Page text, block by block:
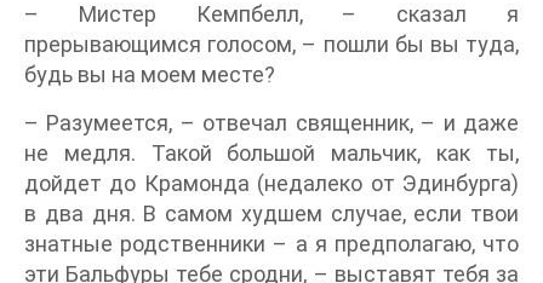
– Мистер Кемпбелл, – сказал я
прерывающимся голосом, – пошли бы вы туда,
будь вы на моем месте?
– Разумеется, – отвечал священник, – и даже
не медля. Такой большой мальчик, как ты,
дойдет до Крамонда (недалеко от Эдинбурга)
в два дня. В самом худшем случае, если твои
знатные родственники – а я предполагаю, что
эти Бальфуры тебе сродни, – выставят тебя за